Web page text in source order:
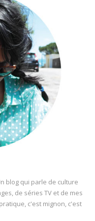
blog qui parle de culture
de séries TV et de mes
c'est mignon, c'est